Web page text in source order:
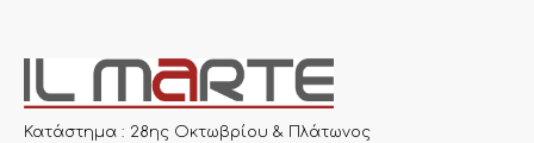
Κατάστημα : 28ης Οκτωβρίου & Πλάτωνος